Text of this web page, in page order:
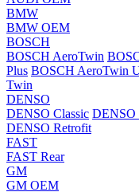
BMW
BMW OEM
BOSCH
BOSCH AeroTwin
Plus BOSCH AeroTwin
Twin
DENSO
DENSO Classic DENSO
DENSO Retrofit
FAST
FAST Rear
GM
GM OEM